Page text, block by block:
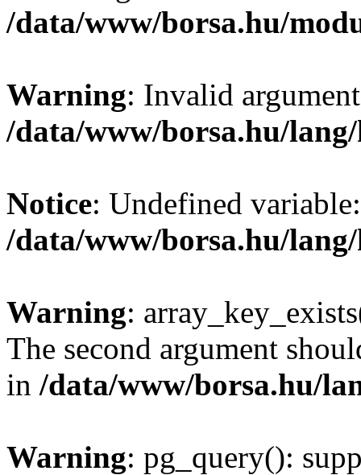
/data/www/borsa.hu/
Warning: Invalid
/data/www/borsa.hu/
Notice: Undefined
/data/www/borsa.hu/
Warning:
The second argument
in /data/www/borsa.hu/
Warning: pg_query():